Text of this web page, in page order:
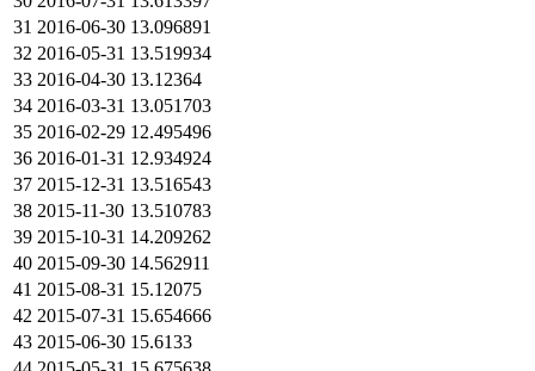
31 2016-06-30 13.096891
32 2016-05-31 13.519934
33 2016-04-30 13.12364
34 2016-03-31 13.051703
35 2016-02-29 12.495496
36 2016-01-31 12.934924
37 2015-12-31 13.516543
38 2015-11-30 13.510783
39 2015-10-31 14.209262
40 2015-09-30 14.562911
41 2015-08-31 15.12075
42 2015-07-31 15.654666
43 2015-06-30 15.6133